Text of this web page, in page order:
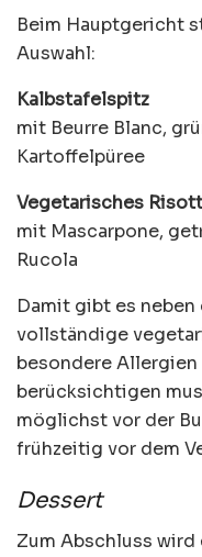
Beim Hauptgericht
Auswahl:
Kalbstafelspitz
mit Beurre Blanc,
Kartoffelpüree
Vegetarisches
mit Mascarpone,
Rucola
Damit gibt es
vollständige
besondere
berücksichtigen
möglichst vor der
frühzeitig vor dem
Dessert
Zum Abschluss